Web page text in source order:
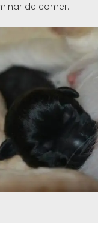
de comer.